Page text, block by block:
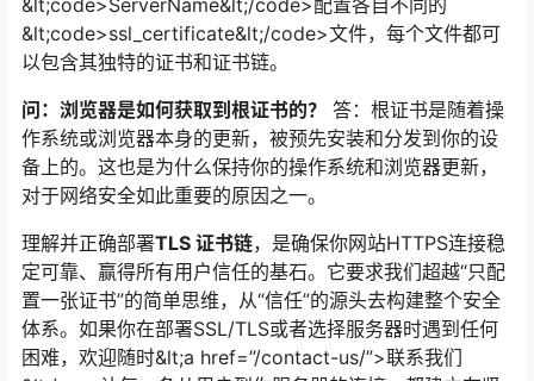
&lt;code>ServerName&lt;/code>配置各自不同的
&lt;code>ssl_certificate&lt;/code>文件，每个文件都可
以包含其独特的证书和证书链。
问：浏览器是如何获取到根证书的？
答：根证书是随着操
作系统或浏览器本身的更新，被预先安装和分发到你的设
备上的。这也是为什么保持你的操作系统和浏览器更新，
对于网络安全如此重要的原因之一。
理解并正确部署TLS 证书链，是确保你网站HTTPS连接稳
定可靠、赢得所有用户信任的基石。它要求我们超越“只配
置一张证书”的简单思维，从“信任”的源头去构建整个安全
体系。如果你在部署SSL/TLS或者选择服务器时遇到任何
困难，欢迎随时&lt;a href=”/contact-us/”>联系我们